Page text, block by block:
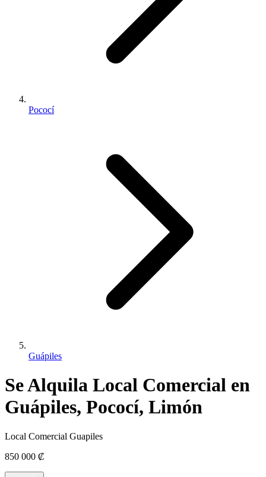
Pococí
Guápiles
Se Alquila Local Comercial en
Guápiles, Pococí, Limón
Local Comercial Guapiles
850 000 ₡